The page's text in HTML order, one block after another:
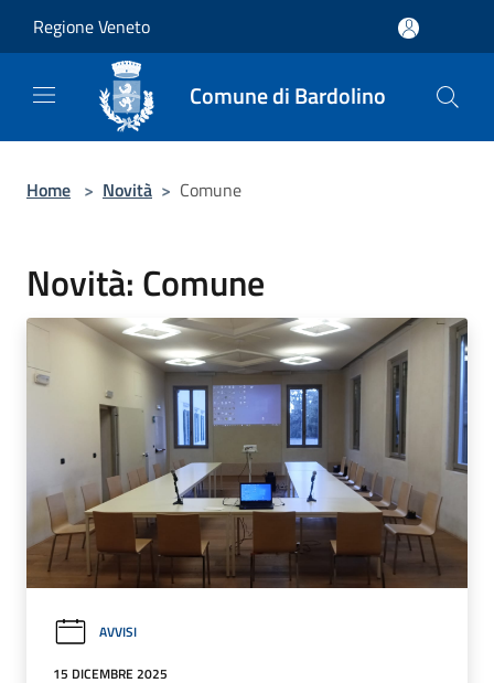
Regione Veneto
Comune di Bardolino
Home > Novità > Comune
Novità: Comune
AVVISI
15 DICEMBRE 2025